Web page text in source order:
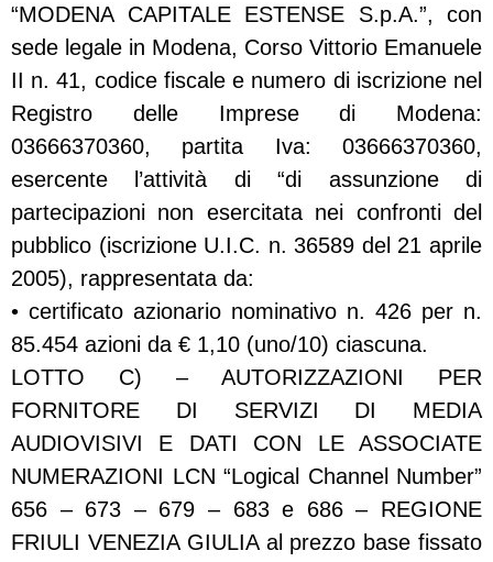
“MODENA CAPITALE ESTENSE S.p.A.”, con
sede legale in Modena, Corso Vittorio Emanuele
II n. 41, codice fiscale e numero di iscrizione nel
Registro delle Imprese di Modena:
03666370360, partita Iva: 03666370360,
esercente l’attività di “di assunzione di
partecipazioni non esercitata nei confronti del
pubblico (iscrizione U.I.C. n. 36589 del 21 aprile
2005), rappresentata da:
• certificato azionario nominativo n. 426 per n.
85.454 azioni da € 1,10 (uno/10) ciascuna.
LOTTO C) – AUTORIZZAZIONI PER
FORNITORE DI SERVIZI DI MEDIA
AUDIOVISIVI E DATI CON LE ASSOCIATE
NUMERAZIONI LCN “Logical Channel Number”
656 – 673 – 679 – 683 e 686 – REGIONE
FRIULI VENEZIA GIULIA al prezzo base fissato